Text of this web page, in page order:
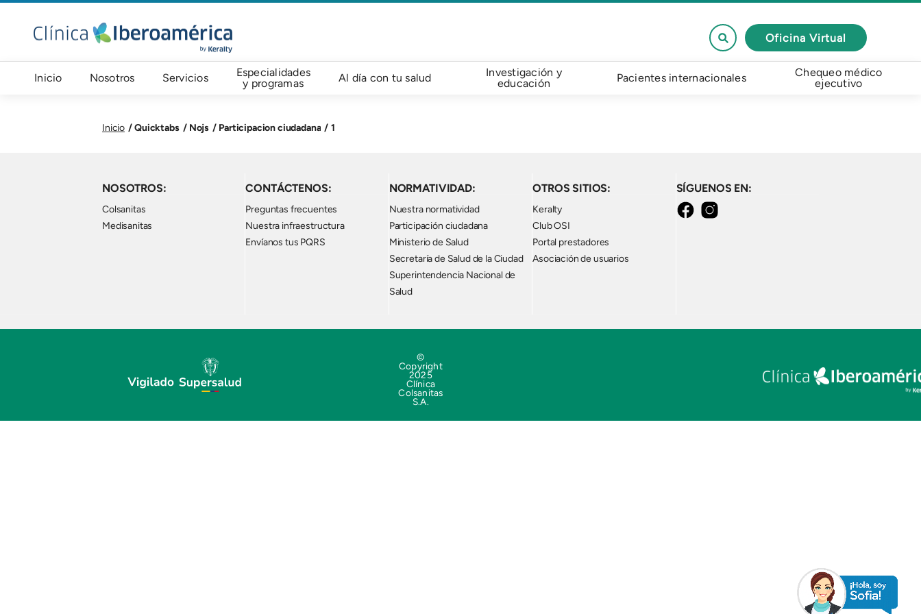
Pasar al contenido principal
Oficina Virtual
Navegación principal
Inicio Nosotros Servicios
Especialidades
y programas
Al día con tu salud
Investigación y
educación
Pacientes internacionales
Chequeo médico
ejecutivo
Inicio Quicktabs Nojs Participacion ciudadana 1
NOSOTROS:
Colsanitas
Medisanitas
CONTÁCTENOS:
Preguntas frecuentes
Nuestra infraestructura
Envíanos tus PQRS
NORMATIVIDAD:
Nuestra normatividad
Participación ciudadana
Ministerio de Salud
Secretaría de Salud de la Ciudad
Superintendencia Nacional de
Salud
OTROS SITIOS:
Keralty
Club OSI
Portal prestadores
Asociación de usuarios
SÍGUENOS EN:
FacebookInstagram
©
Copyright
2025
Clínica
Colsanitas
S.A.